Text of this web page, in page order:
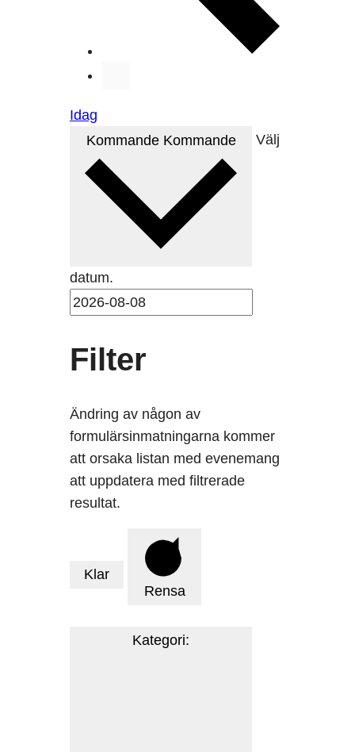
Idag
Kommande Kommande Välj
datum.
Filter
Ändring av någon av
formulärsinmatningarna kommer
att orsaka listan med evenemang
att uppdatera med filtrerade
resultat.
Klar
Rensa
Kategori: